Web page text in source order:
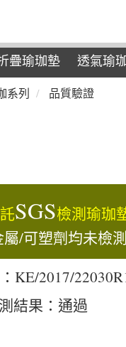
疊瑜珈墊 透氣瑜
系列 品質驗證
SGS檢測瑜珈
/可塑劑均未檢
KE/2017/
結果：通過